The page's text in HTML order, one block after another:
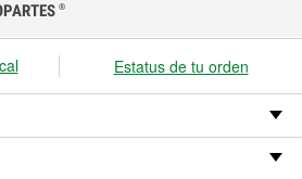
®
Estatus de tu orden